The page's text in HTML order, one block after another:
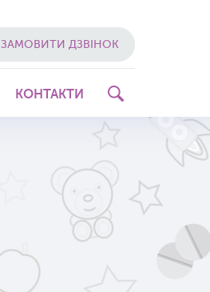
ЗАМОВИТИ ДЗВІНОК
КОНТАКТИ